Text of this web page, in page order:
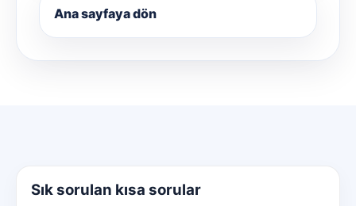
Ana sayfaya dön
Sık sorulan kısa sorular